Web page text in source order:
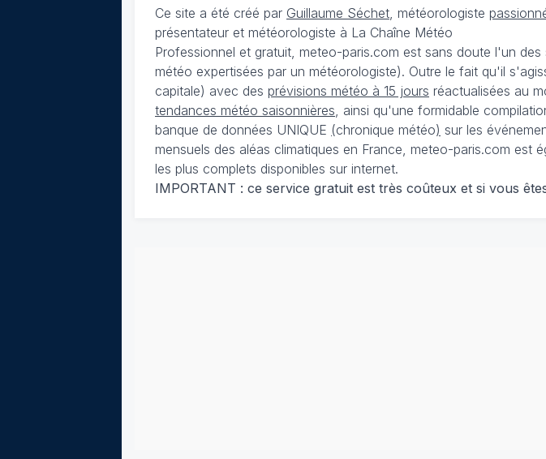
Ce site a été créé par Guillaume Séchet , météorologiste
présentateur et météorologiste à La Chaîne Météo
Professionnel et gratuit, meteo-paris.com est sans doute l'un
météo expertisées par un météorologiste). Outre le fait qu'il
capitale) avec des prévisions météo à 15 jours réactualisées au
tendances météo saisonnières , ainsi qu'une formidable
banque de données UNIQUE (chronique météo) sur les
mensuels des aléas climatiques en France, meteo-paris.com
les plus complets disponibles sur internet.
IMPORTANT : ce service gratuit est très coûteux et si vous